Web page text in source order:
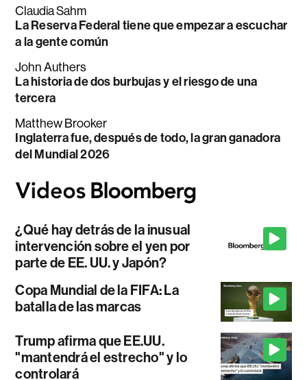
Claudia Sahm
La Reserva Federal tiene que empezar a escuchar
a la gente común
John Authers
La historia de dos burbujas y el riesgo de una
tercera
Matthew Brooker
Inglaterra fue, después de todo, la gran ganadora
del Mundial 2026
¿Qué hay detrás de la inusual
intervención sobre el yen por
parte de EE. UU. y Japón?
Copa Mundial de la FIFA: La
batalla de las marcas
Trump afirma que EE.UU.
"mantendrá el estrecho" y lo
controlará